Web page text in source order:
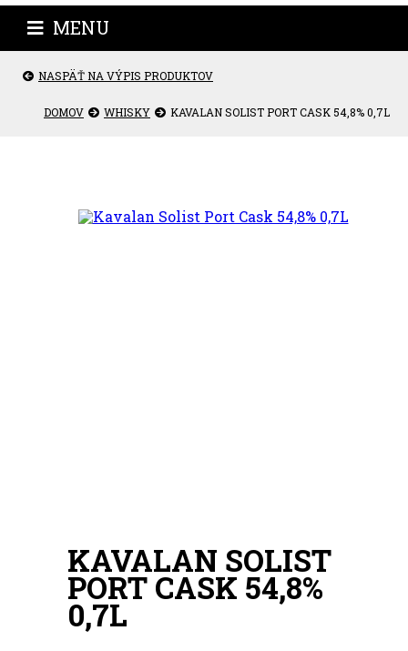
MENU
NASPÄŤ NA VÝPIS PRODUKTOV
DOMOV WHISKY KAVALAN SOLIST PORT CASK 54,8% 0,7L
KAVALAN SOLIST
PORT CASK 54,8%
0,7L